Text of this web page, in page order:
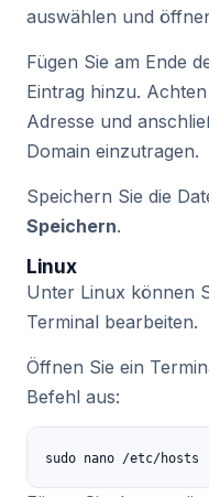
auswählen und
Fügen Sie am Ende
Eintrag hinzu.
Adresse und
Domain einzutragen.
Speichern Sie die
Speichern.
Linux
Unter Linux können
Terminal bearbeiten.
Öffnen Sie ein
Befehl aus:
sudo nano /etc/hosts